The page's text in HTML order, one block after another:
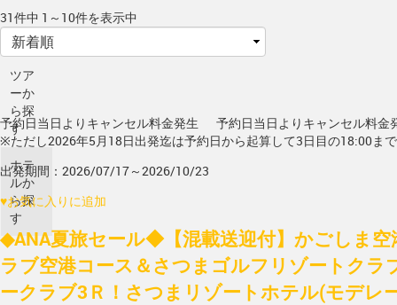
31件中 1～10件を表示中
ツア
ーか
ら探
す
ホテ
ルか
ら探
す
予約日当日よりキャンセル料金発生
予約日当日よりキャンセル料金
※ただし2026年5月18日出発迄は予約日から起算して3日目の18:00ま
出発期間：2026/07/17～2026/10/23
♥お気に入りに追加
◆ANA夏旅セール◆【混載送迎付】かごしま
ラブ空港コース＆さつまゴルフリゾートクラ
ークラブ3Ｒ！さつまリゾートホテル(モデレ